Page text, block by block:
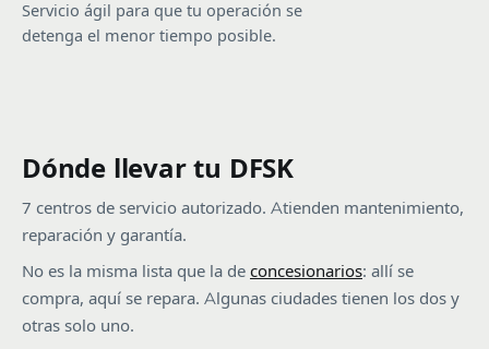
Servicio ágil para que tu operación se
detenga el menor tiempo posible.
Dónde llevar tu DFSK
7 centros de servicio autorizado. Atienden mantenimiento,
reparación y garantía.
No es la misma lista que la de concesionarios: allí se
compra, aquí se repara. Algunas ciudades tienen los dos y
otras solo uno.